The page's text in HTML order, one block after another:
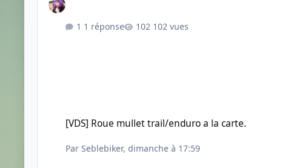
1 réponse 102 vues
[VDS] Roue mullet trail/enduro a la carte.
ParSeblebiker,dimanche à 17:59